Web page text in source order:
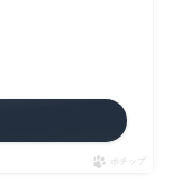
ポチップ